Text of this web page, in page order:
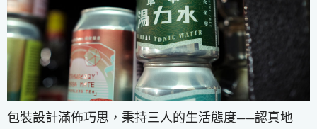
包裝設計滿佈巧思，秉持三人的生活態度——認真地